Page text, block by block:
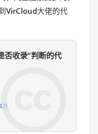
VirCloud大佬的代
否收录”判断的代
